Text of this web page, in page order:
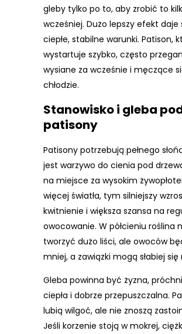
gleby tylko po to, aby zrobić to
wcześniej. Dużo lepszy efekt daje
ciepłe, stabilne warunki. Patison,
wystartuje szybko, często
wysiane za wcześnie i męczące
chłodzie.
Stanowisko i gleba
patisony
Patisony potrzebują pełnego
jest warzywo do cienia pod
na miejsce za wysokim
więcej światła, tym silniejszy
kwitnienie i większa szansa na
owocowanie. W półcieniu roślina
tworzyć dużo liści, ale owoców
mniej, a zawiązki mogą słabiej się
Gleba powinna być żyzna,
ciepła i dobrze przepuszczalna.
lubią wilgoć, ale nie znoszą
Jeśli korzenie stoją w mokrej,